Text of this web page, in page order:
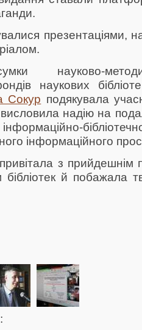
презентаціями,
науково-
наукових
Сокур подякувала
надію на
інформаційного
з прийдешнім
й побажала